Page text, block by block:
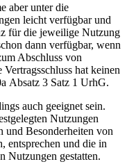
aber unter die
leicht verfügbar und
für die jeweilige Nutzung
dann verfügbar, wenn
Abschluss von
hat keinen
Absatz 3 Satz 1 UrhG.
auch geeignet sein.
Nutzungen
und Besonderheiten von
entsprechen und die in
Nutzungen gestatten.